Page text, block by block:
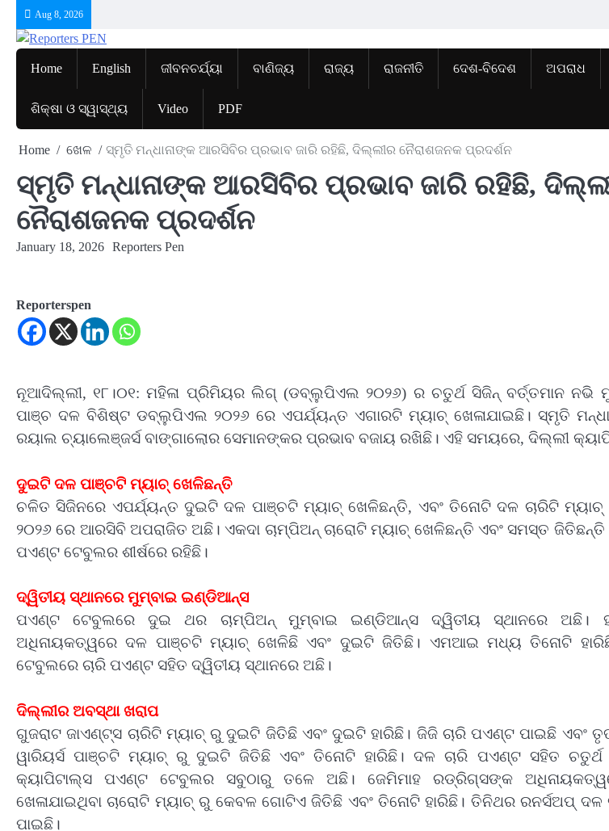
content
Aug 8, 2026
Home English ଜୀବନଚର୍ଯ୍ୟା ବାଣିଜ୍ୟ ରାଜ୍ୟ ରାଜନୀତି ଦେଶ-ବିଦେଶ ଅପରାଧ
ଶିକ୍ଷା ଓ ସ୍ୱାସ୍ଥ୍ୟ Video PDF
Home ଖେଳ ସ୍ମୃତି ମନ୍ଧାନାଙ୍କ ଆରସିବିର ପ୍ରଭାବ ଜାରି ରହିଛି, ଦିଲ୍ଲୀର ନୈରାଶଜନକ ପ୍ରଦର୍ଶନ
ସ୍ମୃତି ମନ୍ଧାନାଙ୍କ ଆରସିବିର ପ୍ରଭାବ ଜାରି ରହିଛି,
ନୈରାଶଜନକ ପ୍ରଦର୍ଶନ
January 18, 2026 Reporters Pen
Reporterspen
ନୂଆଦିଲ୍ଲୀ, ୧୮।୦୧: ମହିଳା ପ୍ରିମିୟର ଲିଗ୍‌ (ଡବ୍ଲୁପିଏଲ ୨୦୨୬) ର ଚତୁର୍ଥ ସିଜିନ୍‌ ବର୍ତ୍ତମାନ ନଭି
ପାଞ୍ଚ ଦଳ ବିଶିଷ୍ଟ ଡବ୍ଲୁପିଏଲ ୨୦୨୬ ରେ ଏପର୍ଯ୍ୟନ୍ତ ଏଗାରଟି ମ୍ୟାଚ୍‌ ଖେଳାଯାଇଛି। ସ୍ମୃତି
ରୟାଲ ଚ୍ୟାଲେଞ୍ଜର୍ସ ବାଙ୍ଗାଲୋର ସେମାନଙ୍କର ପ୍ରଭାବ ବଜାୟ ରଖିଛି। ଏହି ସମୟରେ, ଦିଲ୍ଲୀ
ଦୁଇଟି ଦଳ ପାଞ୍ଚଟି ମ୍ୟାଚ୍‌ ଖେଳିଛନ୍ତି
ଚଳିତ ସିଜିନରେ ଏପର୍ଯ୍ୟନ୍ତ ଦୁଇଟି ଦଳ ପାଞ୍ଚଟି ମ୍ୟାଚ୍‌ ଖେଳିଛନ୍ତି, ଏବଂ ତିନୋଟି ଦଳ ଚାରିଟି
୨୦୨୬ ରେ ଆରସିବି ଅପରାଜିତ ଅଛି। ଏକଦା ଚାମ୍ପିଅନ୍‌ ଚାରୋଟି ମ୍ୟାଚ୍‌ ଖେଳିଛନ୍ତି ଏବଂ ସମସ୍ତ
ପଏଣ୍ଟ ଟେବୁଲର ଶୀର୍ଷରେ ରହିଛି।
ଦ୍ୱିତୀୟ ସ୍ଥାନରେ ମୁମ୍ବାଇ ଇଣ୍ଡିଆନ୍ସ
ପଏଣ୍ଟ ଟେବୁଲରେ ଦୁଇ ଥର ଚାମ୍ପିଅନ୍‌ ମୁମ୍ବାଇ ଇଣ୍ଡିଆନ୍ସ ଦ୍ୱିତୀୟ ସ୍ଥାନରେ ଅଛି।
ଅଧିନାୟକତ୍ୱରେ ଦଳ ପାଞ୍ଚଟି ମ୍ୟାଚ୍‌ ଖେଳିଛି ଏବଂ ଦୁଇଟି ଜିତିଛି। ଏମଆଇ ମଧ୍ୟ ତିନୋଟି
ଟେବୁଲରେ ଚାରି ପଏଣ୍ଟ ସହିତ ଦ୍ୱିତୀୟ ସ୍ଥାନରେ ଅଛି।
ଦିଲ୍ଲୀର ଅବସ୍ଥା ଖରାପ
ଗୁଜରାଟ ଜାଏଣ୍ଟ୍ସ ଚାରିଟି ମ୍ୟାଚ୍‌ ରୁ ଦୁଇଟି ଜିତିଛି ଏବଂ ଦୁଇଟି ହାରିଛି। ଜିଜି ଚାରି ପଏଣ୍ଟ ପାଇଛି ଏବଂ
ୱାରିୟର୍ସ ପାଞ୍ଚଟି ମ୍ୟାଚ୍‌ ରୁ ଦୁଇଟି ଜିତିଛି ଏବଂ ତିନୋଟି ହାରିଛି। ଦଳ ଚାରି ପଏଣ୍ଟ ସହିତ
କ୍ୟାପିଟାଲ୍ସ ପଏଣ୍ଟ ଟେବୁଲର ସବୁଠାରୁ ତଳେ ଅଛି। ଜେମିମାହ ରଡ୍ରିଗ୍ସଙ୍କ
ଖେଳାଯାଇଥିବା ଚାରୋଟି ମ୍ୟାଚ୍‌ ରୁ କେବଳ ଗୋଟିଏ ଜିତିଛି ଏବଂ ତିନୋଟି ହାରିଛି। ତିନିଥର ରନର୍ସଅପ୍‌
ପାଇଛି।